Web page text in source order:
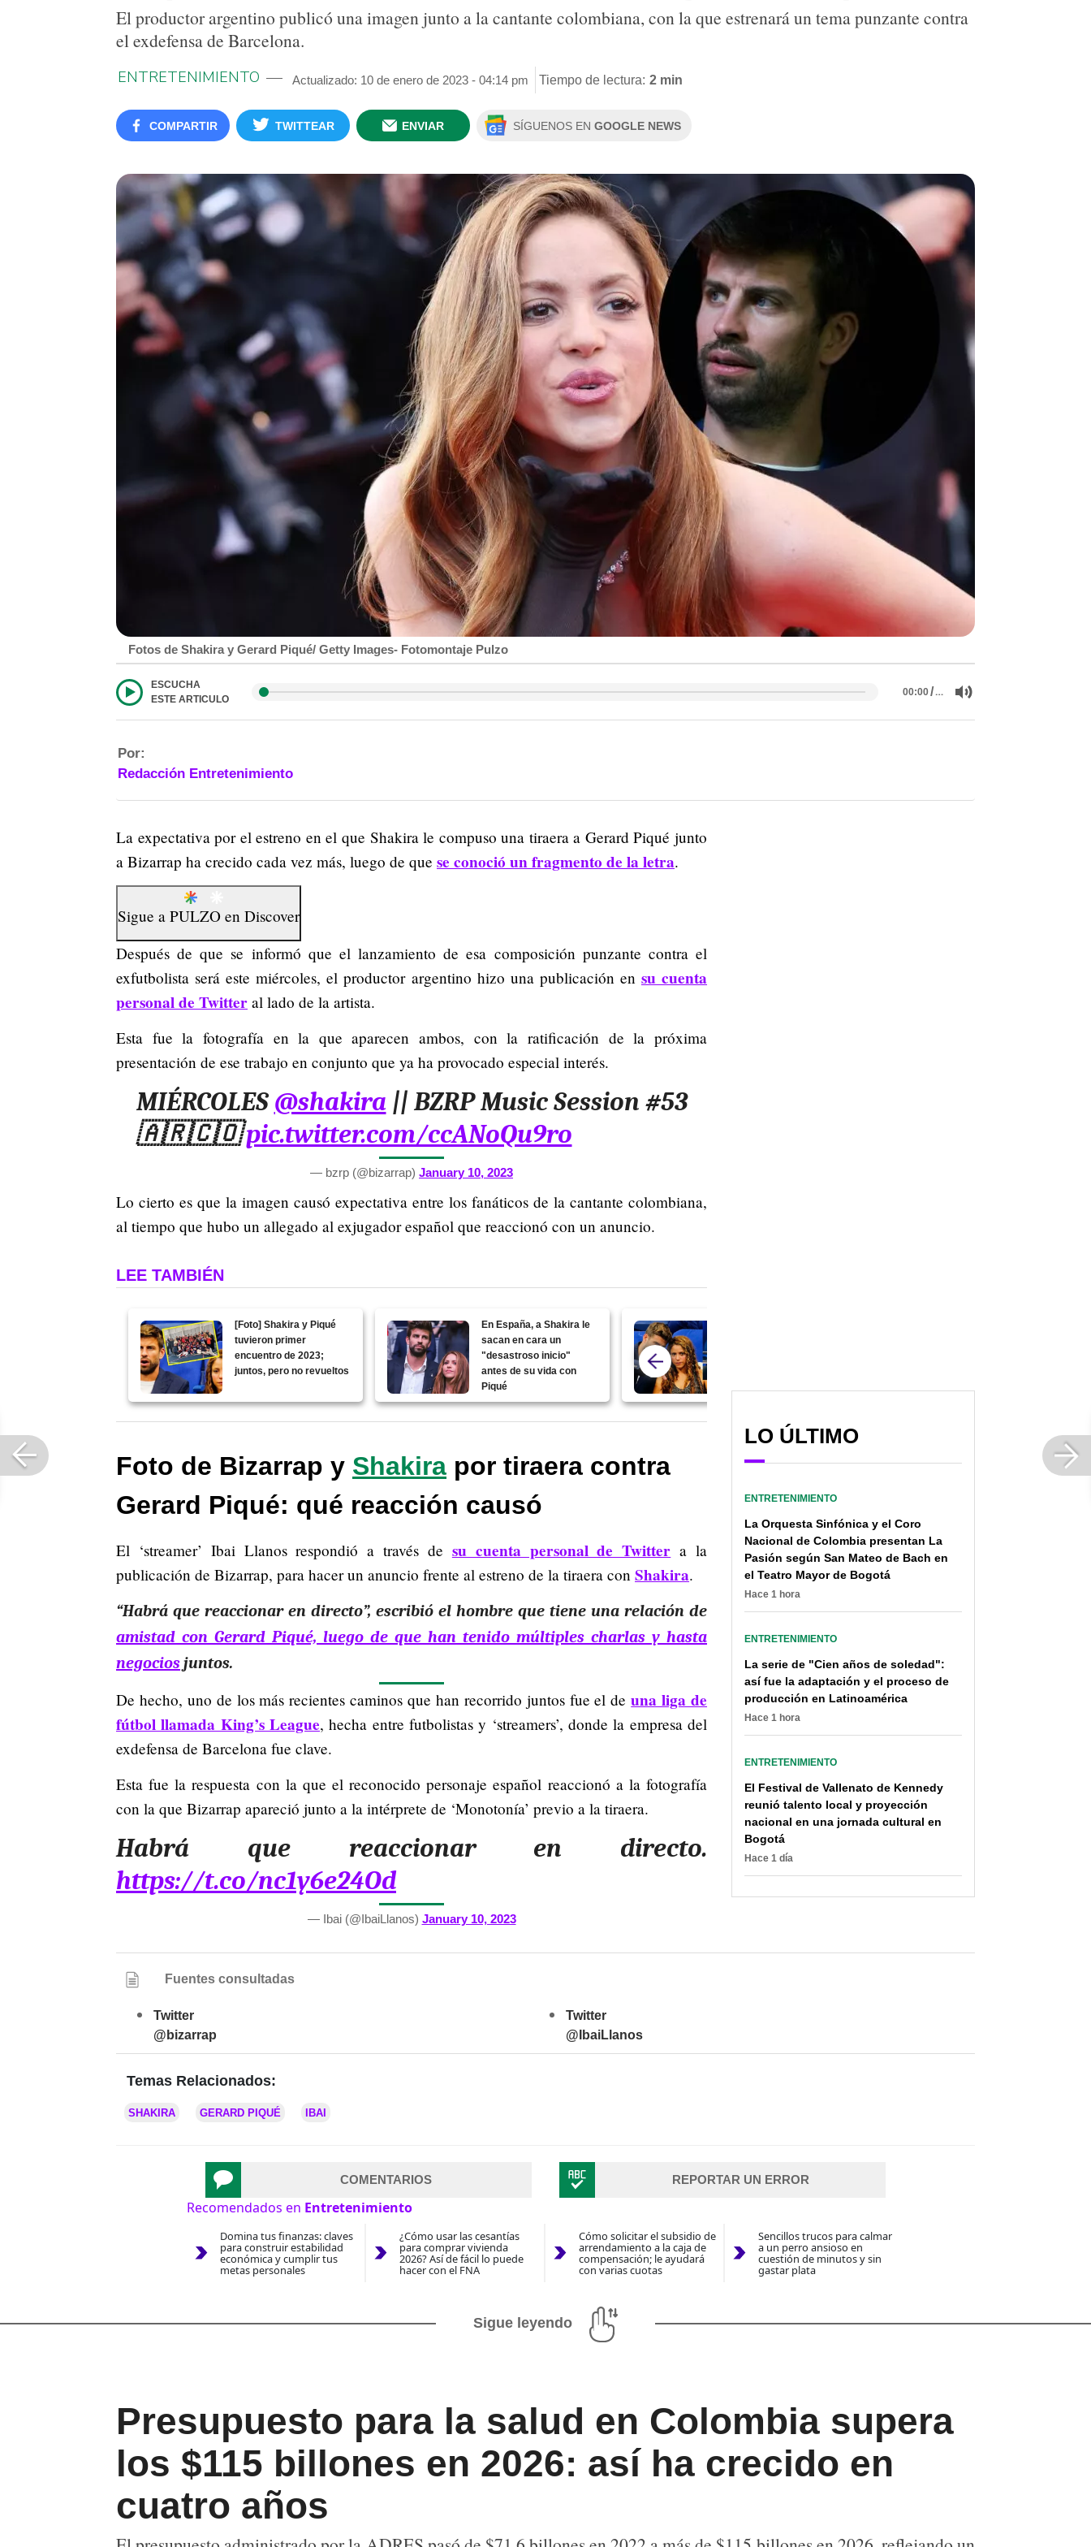
El productor argentino publicó una imagen junto a la cantante colombiana, con la que estrenará un tema punzante contra
el exdefensa de Barcelona.
ENTRETENIMIENTO Actualizado: 10 de enero de 2023 - 04:14 pm Tiempo de lectura: 2 min
COMPARTIR TWITTEAR ENVIAR SÍGUENOS EN GOOGLE NEWS
Fotos de Shakira y Gerard Piqué/ Getty Images- Fotomontaje Pulzo
ESCUCHA
ESTE ARTICULO
00:00/…
Por:
Redacción Entretenimiento
La expectativa por el estreno en el que Shakira le compuso una tiraera a Gerard Piqué junto
a Bizarrap ha crecido cada vez más, luego de que se conoció un fragmento de la letra.
Sigue a PULZO en Discover
Después de que se informó que el lanzamiento de esa composición punzante contra el
exfutbolista será este miércoles, el productor argentino hizo una publicación en su cuenta
personal de Twitter al lado de la artista.
Esta fue la fotografía en la que aparecen ambos, con la ratificación de la próxima
presentación de ese trabajo en conjunto que ya ha provocado especial interés.
MIÉRCOLES @shakira|| BZRP Music Session #53
🇦🇷🇨🇴pic.twitter.com/ccANoQu9ro
— bzrp (@bizarrap) January 10, 2023
Lo cierto es que la imagen causó expectativa entre los fanáticos de la cantante colombiana,
al tiempo que hubo un allegado al exjugador español que reaccionó con un anuncio.
LEE TAMBIÉN
[Foto] Shakira y Piqué
tuvieron primer
encuentro de 2023;
juntos, pero no revueltos
En España, a Shakira le
sacan en cara un
"desastroso inicio"
antes de su vida con
Piqué
Foto de Bizarrap y Shakira por tiraera contra
Gerard Piqué: qué reacción causó
El ‘streamer’ Ibai Llanos respondió a través de su cuenta personal de Twitter a la
publicación de Bizarrap, para hacer un anuncio frente al estreno de la tiraera con Shakira.
“Habrá que reaccionar en directo”, escribió el hombre que tiene una relación de
amistad con Gerard Piqué, luego de que han tenido múltiples charlas y hasta
negociosjuntos.
De hecho, uno de los más recientes caminos que han recorrido juntos fue el deuna liga de
fútbol llamada King’s League, hecha entre futbolistas y ‘streamers’, donde la empresa del
exdefensa de Barcelona fue clave.
Esta fue la respuesta con la que el reconocido personaje español reaccionó a la fotografía
con la que Bizarrap apareció junto a la intérprete de ‘Monotonía’ previo a la tiraera.
Habrá que reaccionar en directo.
https://t.co/nc1y6e24Od
— Ibai (@IbaiLlanos) January 10, 2023
LO ÚLTIMO
ENTRETENIMIENTO
La Orquesta Sinfónica y el Coro
Nacional de Colombia presentan La
Pasión según San Mateo de Bach en
el Teatro Mayor de Bogotá
Hace 1 hora
ENTRETENIMIENTO
La serie de "Cien años de soledad":
así fue la adaptación y el proceso de
producción en Latinoamérica
Hace 1 hora
ENTRETENIMIENTO
El Festival de Vallenato de Kennedy
reunió talento local y proyección
nacional en una jornada cultural en
Bogotá
Hace 1 día
Fuentes consultadas
Twitter
@bizarrap
Twitter
@IbaiLlanos
Temas Relacionados:
SHAKIRA GERARD PIQUÉ IBAI
COMENTARIOS REPORTAR UN ERROR
Recomendados en Entretenimiento
Domina tus finanzas: claves
para construir estabilidad
económica y cumplir tus
metas personales
¿Cómo usar las cesantías
para comprar vivienda
2026? Así de fácil lo puede
hacer con el FNA
Cómo solicitar el subsidio de
arrendamiento a la caja de
compensación; le ayudará
con varias cuotas
Sencillos trucos para calmar
a un perro ansioso en
cuestión de minutos y sin
gastar plata
Sigue leyendo
Presupuesto para la salud en Colombia supera
los $115 billones en 2026: así ha crecido en
cuatro años